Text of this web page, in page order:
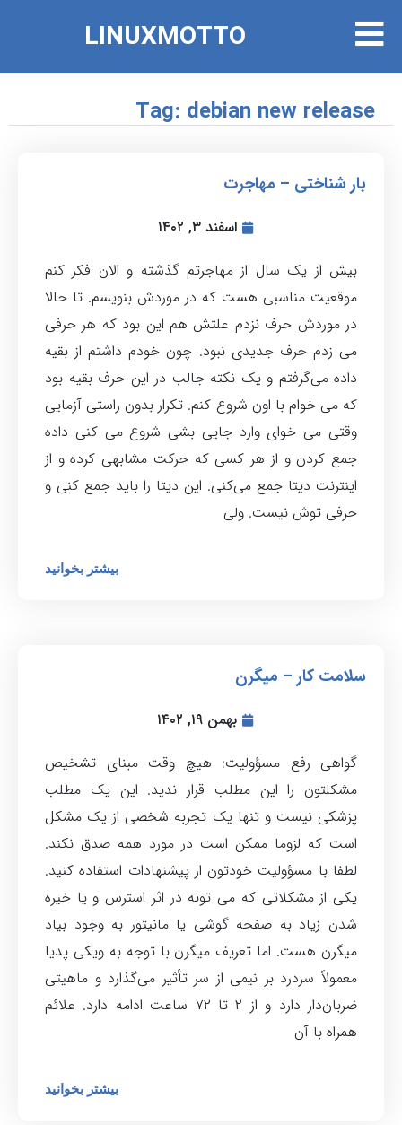
LINUXMOTTO
Tag: debian new release
بار شناختی – مهاجرت
اسفند ۳, ۱۴۰۲
بیش از یک سال از مهاجرتم گذشته و الان فکر کنم
موقعیت مناسبی هست که در موردش بنویسم. تا حالا
در موردش حرف نزدم علتش هم این بود که هر حرفی
می زدم حرف جدیدی نبود. چون خودم داشتم از بقیه
داده می‌گرفتم و یک نکته جالب در این حرف بقیه بود
که می خوام با اون شروع کنم. تکرار بدون راستی آزمایی
وقتی می خوای وارد جایی بشی شروع می کنی داده
جمع کردن و از هر کسی که حرکت مشابهی کرده و از
اینترنت دیتا جمع می‌کنی. این دیتا را باید جمع کنی و
حرفی توش نیست. ولی
بیشتر بخوانید
سلامت کار – میگرن
بهمن ۱۹, ۱۴۰۲
گواهی رفع مسؤولیت: هیچ وقت مبنای تشخیص
مشکلتون را این مطلب قرار ندید. این یک مطلب
پزشکی نیست و تنها یک تجربه شخصی از یک مشکل
است که لزوما ممکن است در مورد همه صدق نکند.
لطفا با مسؤولیت خودتون از پیشنهادات استفاده کنید.
یکی از مشکلاتی که می تونه در اثر استرس و یا خیره
شدن زیاد به صفحه گوشی یا مانیتور به وجود بیاد
میگرن هست. اما تعریف میگرن با توجه به ویکی پدیا
معمولاً سردرد بر نیمی از سر تأثیر می‌گذارد و ماهیتی
ضربان‌دار دارد و از ۲ تا ۷۲ ساعت ادامه دارد. علائم
همراه با آن
بیشتر بخوانید